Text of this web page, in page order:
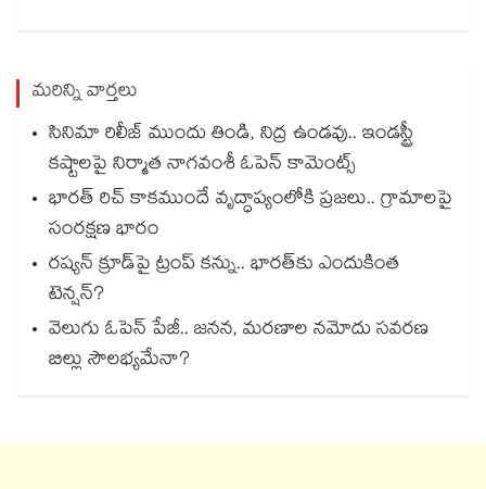
మరిన్ని వార్తలు
సినిమా రిలీజ్ ముందు తిండి, నిద్ర ఉండవు.. ఇండస్ట్రీ
కష్టాలపై నిర్మాత నాగవంశీ ఓపెన్ కామెంట్స్
భారత్ రిచ్ కాకముందే వృద్ధాప్యంలోకి ప్రజలు.. గ్రామాలపై
సంరక్షణ భారం
రష్యన్ క్రూడ్‌పై ట్రంప్ కన్ను.. భారత్‌కు ఎందుకింత
టెన్షన్?
వెలుగు ఓపెన్ పేజీ.. జనన, మరణాల నమోదు సవరణ
బిల్లు సౌలభ్యమేనా?